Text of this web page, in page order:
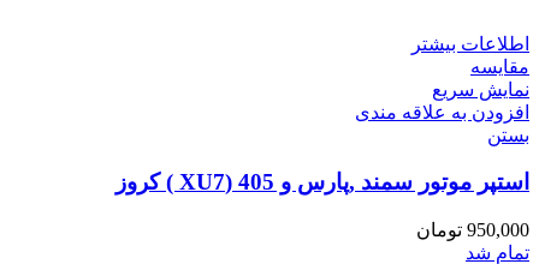
اطلاعات بیشتر
مقایسه
نمایش سریع
افزودن به علاقه مندی
بستن
استپر موتور سمند ,پارس و 405 (XU7 ) کروز
950,000 تومان
تمام شد